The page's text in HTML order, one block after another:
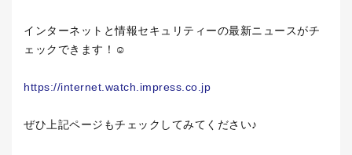
インターネットと情報セキュリティーの最新ニュースがチ
ェックできます！☺️
https://internet.watch.impress.co.jp
ぜひ上記ページもチェックしてみてください♪